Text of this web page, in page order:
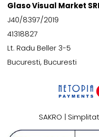
Glaso Visual Market
J40/8397/2019
41318827
Lt. Radu Beller 3-5
Bucuresti, Bucuresti
SAKRO |